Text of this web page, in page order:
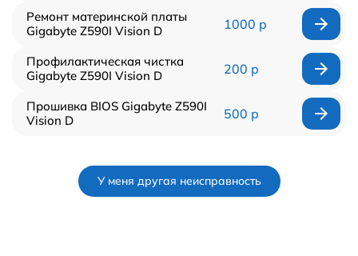
Ремонт материнской платы
Gigabyte Z590I Vision D
1000 р
Профилактическая чистка
Gigabyte Z590I Vision D
200 р
Прошивка BIOS Gigabyte Z590I
Vision D
500 р
У меня другая неисправность